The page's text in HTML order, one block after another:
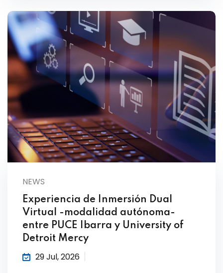
NEWS
Experiencia de Inmersión Dual
Virtual -modalidad autónoma-
entre PUCE Ibarra y University of
Detroit Mercy
29 Jul, 2026